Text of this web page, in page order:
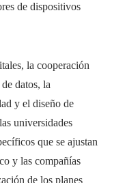
de dispositivos
la cooperación
datos, la
y el diseño de
universidades
que se ajustan
y las compañías
de los planes